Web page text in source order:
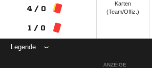
4 / 0
1 / 0
Karten
(Team/Offiz.)
Legende
ANZEIGE